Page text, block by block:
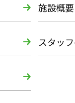
施設概要
スタッ